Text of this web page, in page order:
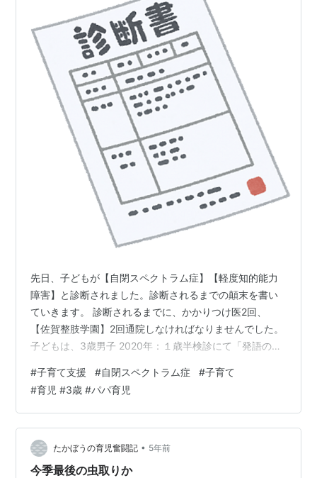
先日、子どもが【自閉スペクトラム症】【軽度知的能力
障害】と診断されました。診断されるまでの顛末を書い
ていきます。 診断されるまでに、かかりつけ医2回、
【佐賀整肢学園】2回通院しなければなりませんでした。
子どもは、3歳男子 2020年：１歳半検診にて「発語の遅
て、「発語の遅れ」要診断とされる 2021年6月：かかり
つけ医にて、簡単な診断 2021年6月：かかりつけ医に
て、「佐賀整肢学園」での精密検査を勧められる 2021年
9月：佐賀整肢学園にて新版K式発達検査で「自閉スペク
トラム症」「軽度知的能力障害」と診断される 2021年12
月：言語…
#子育て支援 #自閉スペクトラム症 #子育て
#育児 #3歳 #パパ育児
たかぼうの育児奮闘記 • 5年前
今季最後の虫取りか